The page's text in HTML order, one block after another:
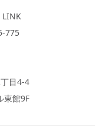
LINK
775
目4-4
東館9F